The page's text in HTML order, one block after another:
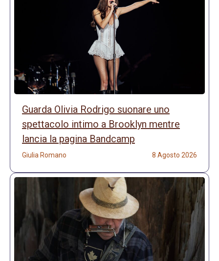
Guarda Olivia Rodrigo suonare uno
spettacolo intimo a Brooklyn mentre
lancia la pagina Bandcamp
Giulia Romano 8 Agosto 2026